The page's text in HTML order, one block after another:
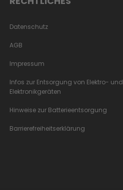
Datenschutz
AGB
Impressum
Infos zur Entsorgung von Elektro- und
Elektronikgeräten
Hinweise zur Batterieentsorgung
Barrierefreiheitserklärung